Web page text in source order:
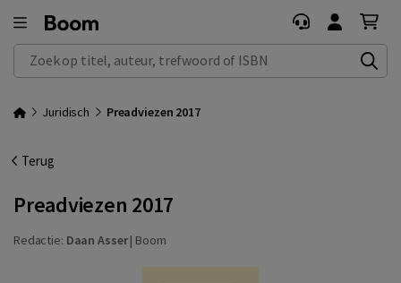
Zoek op titel, auteur, trefwoord of ISBN
Juridisch Preadviezen 2017
Terug
Preadviezen 2017
Redactie: Daan Asser| Boom